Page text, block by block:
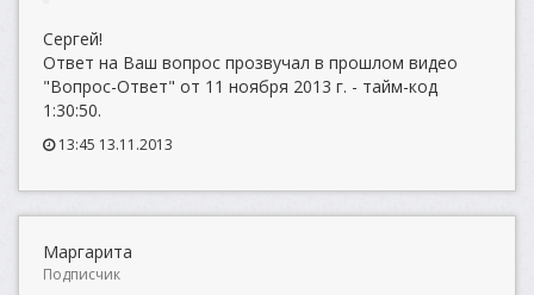
Сергей!
Ответ на Ваш вопрос прозвучал в прошлом видео
"Вопрос-Ответ" от 11 ноября 2013 г. - тайм-код
1:30:50.
13:45 13.11.2013
Маргарита
Подписчик